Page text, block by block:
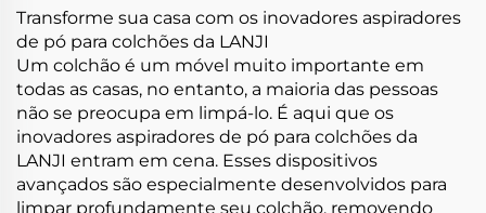
Transforme sua casa com os inovadores aspiradores
de pó para colchões da LANJI
Um colchão é um móvel muito importante em
todas as casas, no entanto, a maioria das pessoas
não se preocupa em limpá-lo. É aqui que os
inovadores aspiradores de pó para colchões da
LANJI entram em cena. Esses dispositivos
avançados são especialmente desenvolvidos para
limpar profundamente seu colchão, removendo